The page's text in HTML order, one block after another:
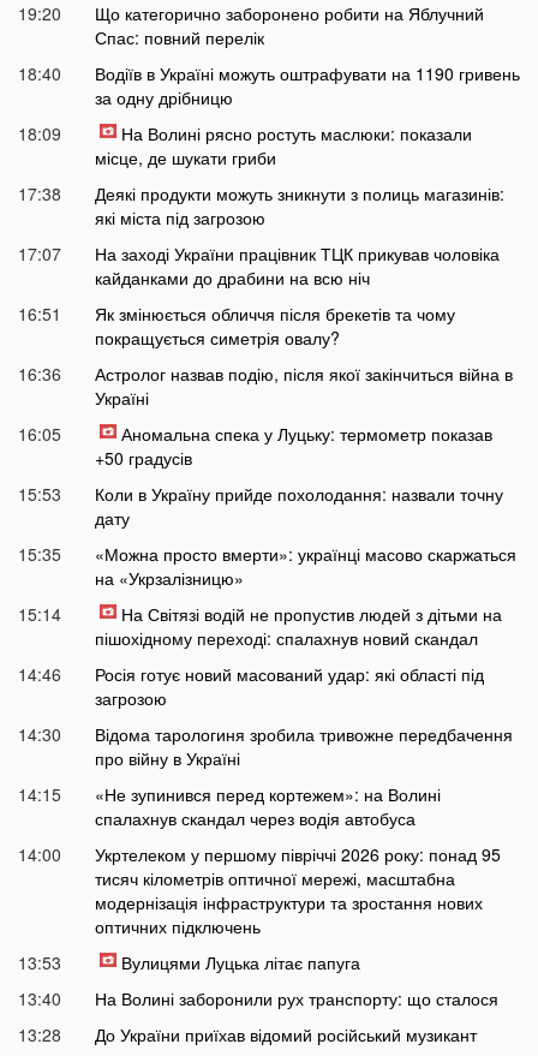
19:20
Що категорично заборонено робити на Яблучний
Спас: повний перелік
18:40
Водіїв в Україні можуть оштрафувати на 1190 гривень
за одну дрібницю
18:09
На Волині рясно ростуть маслюки: показали
місце, де шукати гриби
17:38
Деякі продукти можуть зникнути з полиць магазинів:
які міста під загрозою
17:07
На заході України працівник ТЦК прикував чоловіка
кайданками до драбини на всю ніч
16:51
Як змінюється обличчя після брекетів та чому
покращується симетрія овалу?
16:36
Астролог назвав подію, після якої закінчиться війна в
Україні
16:05
Аномальна спека у Луцьку: термометр показав
+50 градусів
15:53
Коли в Україну прийде похолодання: назвали точну
дату
15:35
«Можна просто вмерти»: українці масово скаржаться
на «Укрзалізницю»
15:14
На Світязі водій не пропустив людей з дітьми на
пішохідному переході: спалахнув новий скандал
14:46
Росія готує новий масований удар: які області під
загрозою
14:30
Відома тарологиня зробила тривожне передбачення
про війну в Україні
14:15
«Не зупинився перед кортежем»: на Волині
спалахнув скандал через водія автобуса
14:00
Укртелеком у першому півріччі 2026 року: понад 95
тисяч кілометрів оптичної мережі, масштабна
модернізація інфраструктури та зростання нових
оптичних підключень
13:53
Вулицями Луцька літає папуга
13:40
На Волині заборонили рух транспорту: що сталося
13:28
До України приїхав відомий російський музикант